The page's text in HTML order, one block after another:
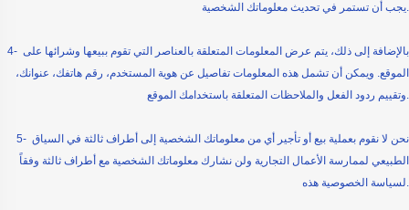
يجب أن تستمر في تحديث معلوماتك الشخصية.
4- بالإضافة إلى ذلك، يتم عرض المعلومات المتعلقة بالعناصر التي تقوم ببيعها وشرائها على
الموقع. ويمكن أن تشمل هذه المعلومات تفاصيل عن هوية المستخدم، رقم هاتفك، عنوانك،
وتقييم ردود الفعل والملاحظات المتعلقة باستخدامك الموقع.
5- نحن لا نقوم بعملية بيع أو تأجير أي من معلوماتك الشخصية إلى أطراف ثالثة في السياق
الطبيعي لممارسة الأعمال التجارية ولن نشارك معلوماتك الشخصية مع أطراف ثالثة وفقاً
لسياسة الخصوصية هذه.